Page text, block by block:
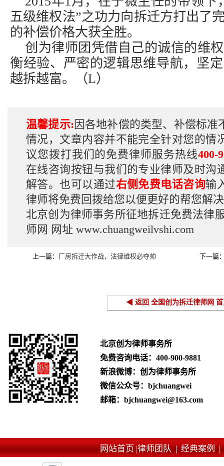
五级维权法”之功力向拆迁方打出了
的补偿价格大获全胜。
创为律师团凭借自己的诚信的维
衡经验、严密的逻辑思维导航，坚
越拆越富。（L）
温馨提示:因各地补偿的类型、补偿标准
情况，文章内容并不能完全针对您的情
议您拨打我们的免费律师服务热线400-
在线咨询按钮与我们的专业律师及时沟
解答。也可以通过右侧免费电话咨询输
律师将免费回拨给您以便更好的帮您解
北京创为律师事务所征地拆迁免费法律
师网 网址 www.chuangweilvshi.com
上一篇： 厂房拆迁大作战，法律维权必夺帅 下一篇
◀ 返回 全国创为拆迁律师网
北京创为律师事务所
免费咨询电话： 400-900-9881
新浪微博：创为律师事务所
微信公众号：bjchuangwei
邮箱：bjchuangwei@163.com
网站首页 |律师团队 |经典案例